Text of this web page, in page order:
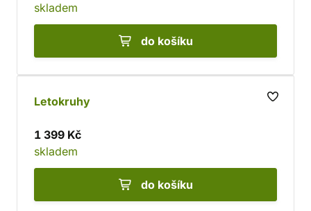
skladem
do košíku
Letokruhy
1 399 Kč
skladem
do košíku